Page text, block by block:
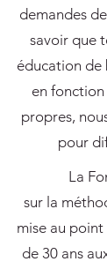
demandes
savoir que
éducation de
en
propres,
pour
La
sur la
mise au
de 30 ans